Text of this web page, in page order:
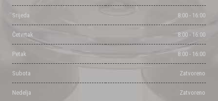
Srijeda 8:00 - 16:00
Četvrtak 8:00 - 16:00
Petak 8:00 - 16:00
Subota Zatvoreno
Nedelja Zatvoreno